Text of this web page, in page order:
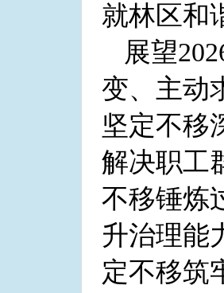
就林区和
展望
变、主动
坚定不移
解决职工
不移锤炼
升治理能
定不移筑